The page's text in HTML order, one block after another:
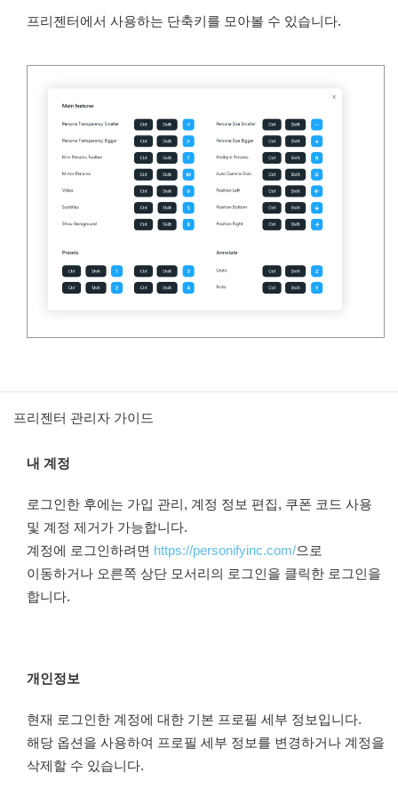
프리젠터에서 사용하는 단축키를 모아볼 수 있습니다.
프리젠터 관리자 가이드
내 계정
로그인한 후에는 가입 관리, 계정 정보 편집, 쿠폰 코드 사용
및 계정 제거가 가능합니다.
계정에 로그인하려면 https://personifyinc.com/으로
이동하거나 오른쪽 상단 모서리의 로그인을 클릭한 로그인을
합니다.
개인정보
현재 로그인한 계정에 대한 기본 프로필 세부 정보입니다.
해당 옵션을 사용하여 프로필 세부 정보를 변경하거나 계정을
삭제할 수 있습니다.